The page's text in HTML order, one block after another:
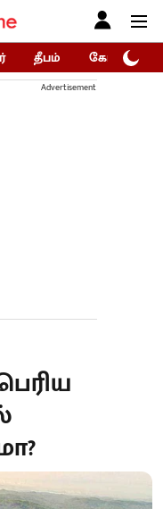
தீபம் கோகுலம்/
Advertisement